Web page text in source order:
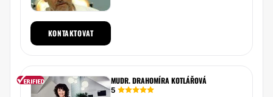
KONTAKTOVAT
MUDR. DRAHOMÍRA KOTLÁŘOVÁ
5